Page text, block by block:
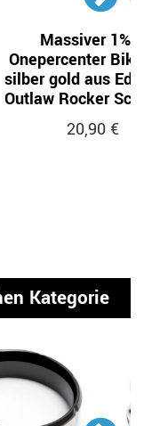
Massiver 1%er
Onepercenter
silber gold aus
Outlaw Rocker
20,90 €
Kategorie